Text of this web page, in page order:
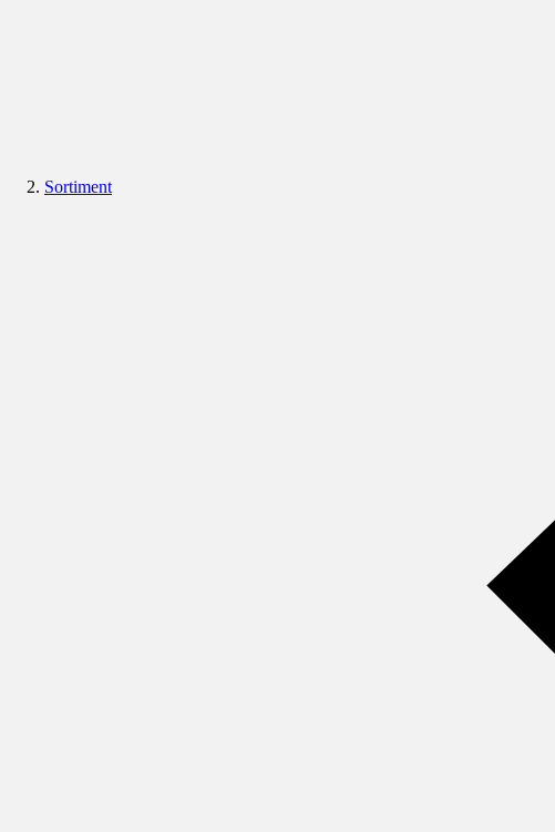
Sortiment